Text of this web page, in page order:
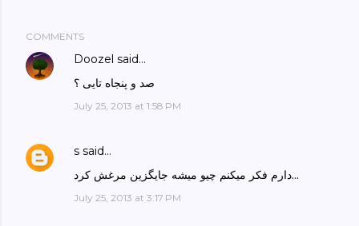
COMMENTS
Doozel said…
صد و پنجاه تایی ؟
July 25, 2013 at 1:58 PM
s said…
دارم فکر میکنم چیو میشه جایگزین مرغش کرد...
July 25, 2013 at 3:17 PM